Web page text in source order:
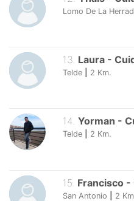
Lomo De La
13. Laura -
Telde 2 Km.
14. Yorman -
Telde 2 Km.
15 Francisco -
San Antonio 2